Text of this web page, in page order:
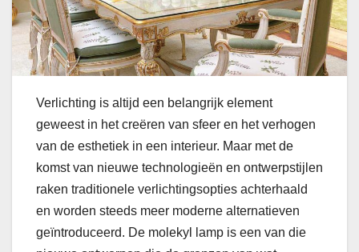
Verlichting is altijd een belangrijk element
geweest in het creëren van sfeer en het verhogen
van de esthetiek in een interieur. Maar met de
komst van nieuwe technologieën en ontwerpstijlen
raken traditionele verlichtingsopties achterhaald
en worden steeds meer moderne alternatieven
geïntroduceerd. De molekyl lamp is een van die